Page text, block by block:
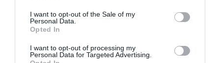
I want to opt-out of the Sale of my
Personal Data.
Opted In
I want to opt-out of processing my
Personal Data for Targeted Advertising.